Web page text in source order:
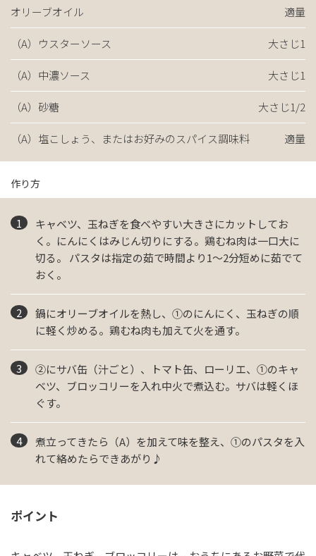
オリーブオイル 適量
（A）ウスターソース 大さじ1
（A）中濃ソース 大さじ1
（A）砂糖 大さじ1/2
（A）塩こしょう、またはお好みのスパイス調味料 適量
作り方
キャベツ、玉ねぎを食べやすい大きさにカットしてお
く。にんにくはみじん切りにする。鶏むね肉は一口大に
切る。 パスタは指定の茹で時間より1～2分短めに茹でて
おく。
鍋にオリーブオイルを熱し、①のにんにく、玉ねぎの順
に軽く炒める。鶏むね肉も加えて火を通す。
②にサバ缶（汁ごと）、トマト缶、ローリエ、①のキャ
ベツ、ブロッコリーを入れ中火で煮込む。サバは軽くほ
ぐす。
煮立ってきたら（A）を加えて味を整え、①のパスタを入
れて絡めたらできあがり♪
ポイント